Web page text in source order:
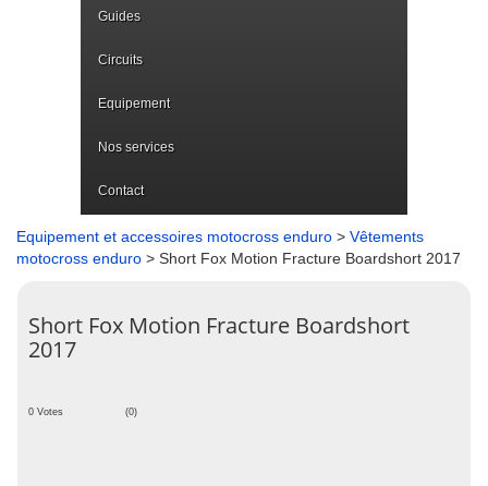
Guides
Circuits
Equipement
Nos services
Contact
Equipement et accessoires motocross enduro > Vêtements
motocross enduro > Short Fox Motion Fracture Boardshort 2017
Short Fox Motion Fracture Boardshort
2017
0 Votes (0)